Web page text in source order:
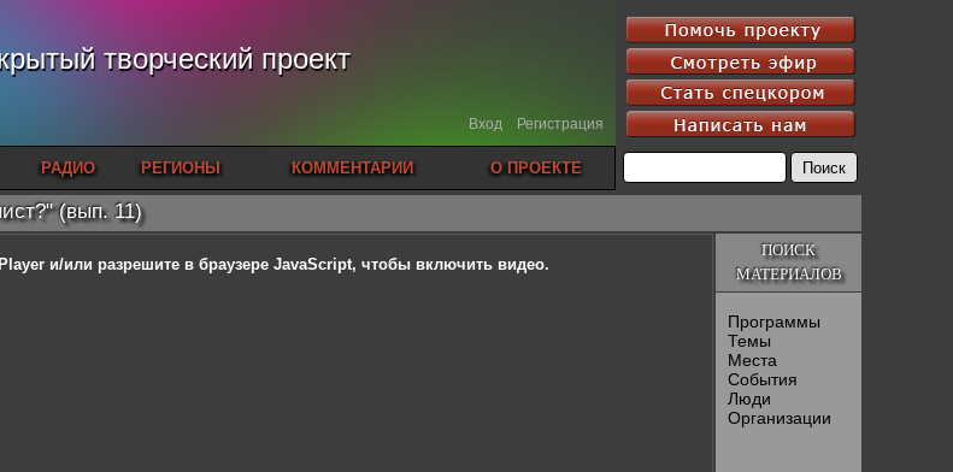
творческий проект
Вход Регистрация
РАДИО РЕГИОНЫ КОММЕНТАРИИ О ПРОЕКТЕ
(вып. 11)
ПОИСК
МАТЕРИАЛОВ
Программы
Темы
Места
События
Люди
Организации
и/или разрешите в браузере JavaScript, чтобы включить видео.